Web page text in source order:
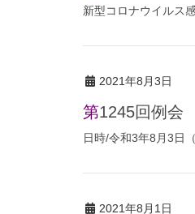
新型コロナウイルス
2021年8月3日
第1245回例会
日時/令和3年8月3日
2021年8月1日